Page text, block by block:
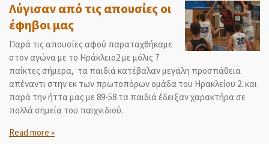
Λύγισαν από τις απουσίες οι
έφηβοι μας
Παρά τις απουσίες αφού παραταχθήκαμε
στον αγώνα με το Ηράκλειο2 με μόλις 7
παίκτες σήμερα, τα παιδιά κατέβαλαν μεγάλη προσπάθεια
απέναντι στην εκ των πρωτοπόρων ομάδα του Ηρακλείου 2. και
παρά την ήττα μας με 89-58 τα παιδιά έδειξαν χαρακτήρα σε
πολλά σημεία του παιχνιδιού.
Read more »